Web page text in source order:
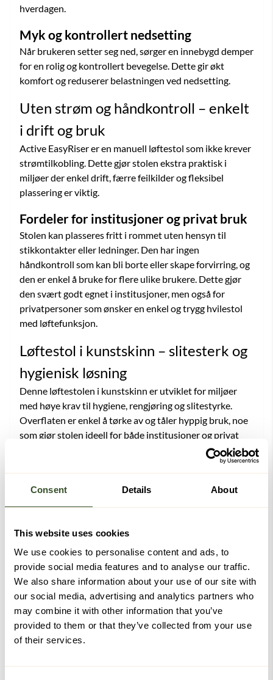
Consent Details About
This website uses cookies
We use cookies to personalise content and ads, to
provide social media features and to analyse our traffic.
We also share information about your use of our site with
our social media, advertising and analytics partners who
may combine it with other information that you’ve
provided to them or that they’ve collected from your use
of their services.
hverdagen.
Myk og kontrollert nedsetting
Når brukeren setter seg ned, sørger en innebygd demper
for en rolig og kontrollert bevegelse. Dette gir økt
komfort og reduserer belastningen ved nedsetting.
Uten strøm og håndkontroll – enkelt
i drift og bruk
Active EasyRiser er en manuell løftestol som ikke krever
strømtilkobling. Dette gjør stolen ekstra praktisk i
miljøer der enkel drift, færre feilkilder og fleksibel
plassering er viktig.
Fordeler for institusjoner og privat bruk
Stolen kan plasseres fritt i rommet uten hensyn til
stikkontakter eller ledninger. Den har ingen
håndkontroll som kan bli borte eller skape forvirring, og
den er enkel å bruke for flere ulike brukere. Dette gjør
den svært godt egnet i institusjoner, men også for
privatpersoner som ønsker en enkel og trygg hvilestol
med løftefunksjon.
Løftestol i kunstskinn – slitesterk og
hygienisk løsning
Denne løftestolen i kunstskinn er utviklet for miljøer
med høye krav til hygiene, rengjøring og slitestyrke.
Overflaten er enkel å tørke av og tåler hyppig bruk, noe
som gjør stolen ideell for både institusjoner og privat
Kunstskinn er et populært valg i sykehjem,
omsorgsboliger og behandlingsmiljøer, samtidig som det
holder seg pen over tid.
Justerbar løftestol som kan tilpasses
ulike behov
Active EasyRiser er utviklet for å kunne tilpasses
brukeren over tid, noe som gjør den til en fleksibel
investering både for institusjoner og private.